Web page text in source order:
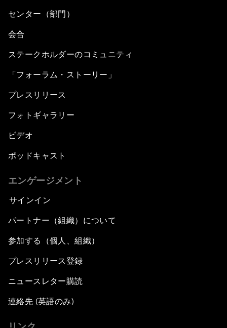
センター（部門）
会合
ステークホルダーのコミュニティ
「フォーラム・ストーリー」
プレスリリース
フォトギャラリー
ビデオ
ポッドキャスト
エンゲージメント
サインイン
パートナー（組織）について
参加する（個人、組織）
プレスリリース登録
ニュースレター購読
連絡先 (英語のみ)